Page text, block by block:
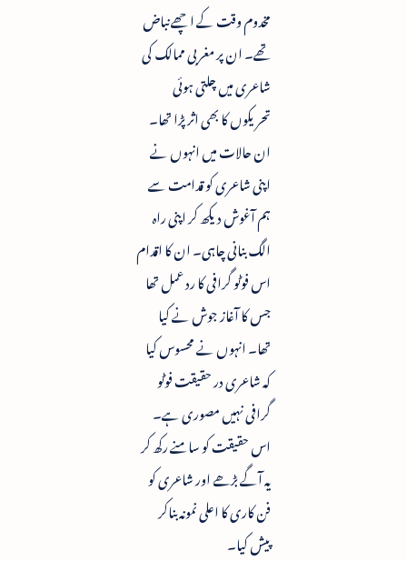
مخدوم وقت کے اچھے نباض
تھے۔ ان پر مغربی ممالک کی
شاعری میں چلتی ہوئی
تحریکوں کا بھی اثر پڑا تھا۔
ان حالات میں انہوں نے
اپنی شاعری کو قدامت سے
ہم آغوش دیکھ کر اپنی راہ
الگ بنانی چاہی۔ ان کا اقدام
اس فوٹو گرافی کا رد عمل تھا
جس کا آغاز جوش نے کیا
تھا۔ انہوں نے محسوس کیا
کہ شاعری در حقیقت فوٹو
گرافی نہیں مصوری ہے۔
اس حقیقت کو سامنے رکھ کر
یہ آگے بڑھے اور شاعری کو
فن کاری کا اعلی نمونہ بناکر
پیش کیا۔